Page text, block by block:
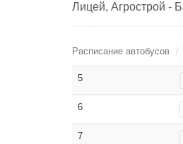
Лицей, Агрострой -
Расписание автобусов
5
6
7